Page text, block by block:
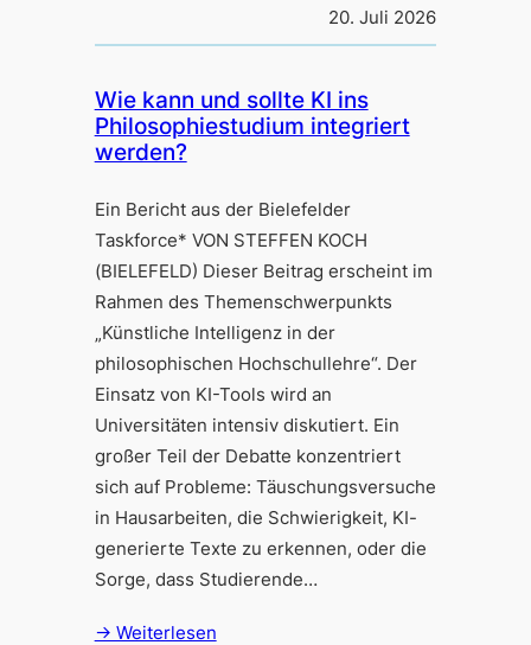
20. Juli 2026
Wie kann und sollte KI ins
Philosophiestudium integriert
werden?
Ein Bericht aus der Bielefelder
Taskforce* VON STEFFEN KOCH
(BIELEFELD) Dieser Beitrag erscheint im
Rahmen des Themenschwerpunkts
„Künstliche Intelligenz in der
philosophischen Hochschullehre“. Der
Einsatz von KI-Tools wird an
Universitäten intensiv diskutiert. Ein
großer Teil der Debatte konzentriert
sich auf Probleme: Täuschungsversuche
in Hausarbeiten, die Schwierigkeit, KI-
generierte Texte zu erkennen, oder die
Sorge, dass Studierende…
→ Weiterlesen